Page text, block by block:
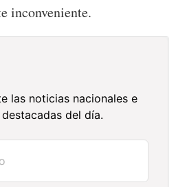
inconveniente.
las noticias nacionales e
del día.